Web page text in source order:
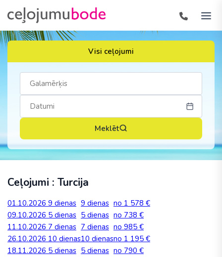
Visi ceļojumi
Meklēt
Ceļojumi : Turcija
01.10.2026 9 dienas 9 dienas no 1 578 €
09.10.2026 5 dienas 5 dienas no 738 €
11.10.2026 7 dienas 7 dienas no 985 €
26.10.2026 10 dienas10 dienasno 1 195 €
18.11.2026 5 dienas 5 dienas no 790 €